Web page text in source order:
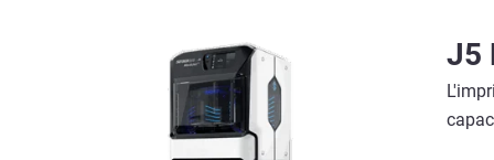
J5